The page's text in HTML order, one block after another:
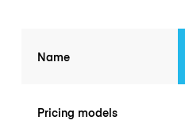
Name
Pricing models